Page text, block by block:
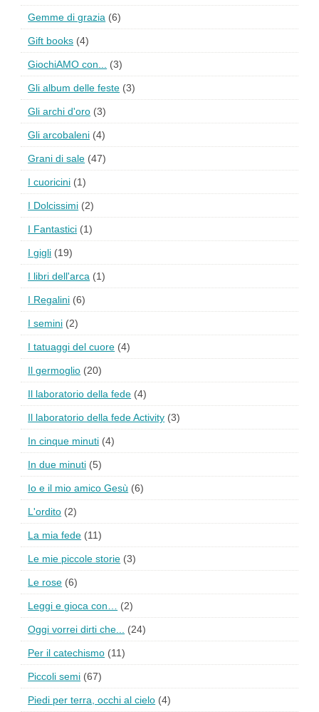
Gemme di grazia (6)
Gift books (4)
GiochiAMO con... (3)
Gli album delle feste (3)
Gli archi d'oro (3)
Gli arcobaleni (4)
Grani di sale (47)
I cuoricini (1)
I Dolcissimi (2)
I Fantastici (1)
I gigli (19)
I libri dell'arca (1)
I Regalini (6)
I semini (2)
I tatuaggi del cuore (4)
Il germoglio (20)
Il laboratorio della fede (4)
Il laboratorio della fede Activity (3)
In cinque minuti (4)
In due minuti (5)
Io e il mio amico Gesù (6)
L'ordito (2)
La mia fede (11)
Le mie piccole storie (3)
Le rose (6)
Leggi e gioca con… (2)
Oggi vorrei dirti che... (24)
Per il catechismo (11)
Piccoli semi (67)
Piedi per terra, occhi al cielo (4)